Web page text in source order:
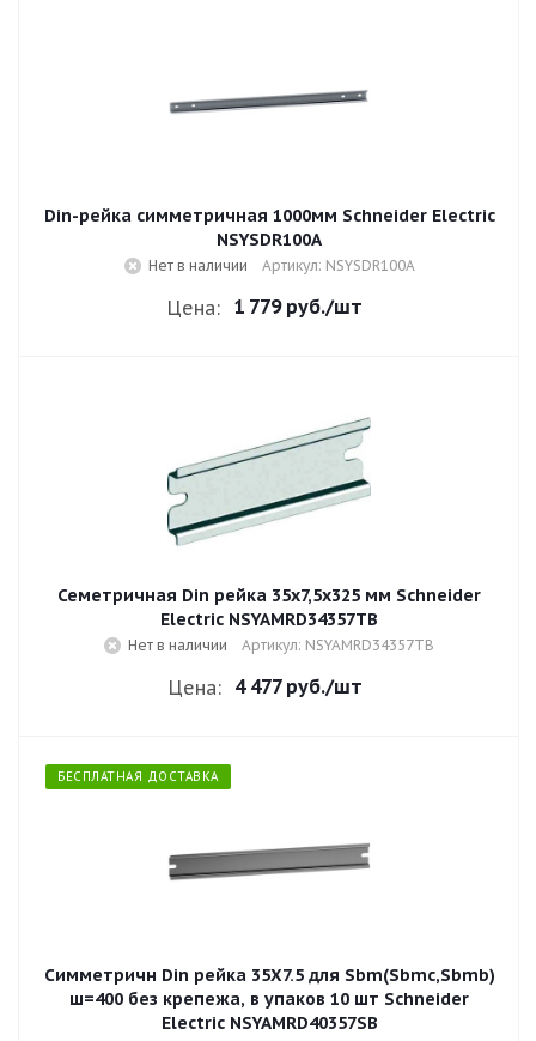
Din-рейка симметричная 1000мм Schneider Electric
NSYSDR100A
Нет в наличии Артикул: NSYSDR100A
Цена: 1 779 руб./шт
Семетричная Din рейка 35х7,5х325 мм Schneider
Electric NSYAMRD34357TB
Нет в наличии Артикул: NSYAMRD34357TB
Цена: 4 477 руб./шт
БЕСПЛАТНАЯ ДОСТАВКА
Cимметричн Din рейка 35Х7.5 для Sbm(Sbmc,Sbmb)
ш=400 без крепежа, в упаков 10 шт Schneider
Electric NSYAMRD40357SB